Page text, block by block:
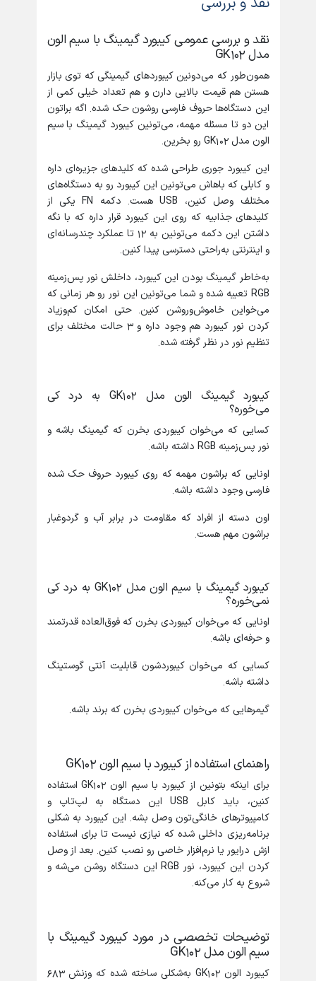
نقد و بررسی عمومی کیبورد گیمینگ با سیم الون
مدل GK102
همون‌طور که می‌دونین کیبوردهای گیمینگی که توی بازار
هستن هم قیمت بالایی دارن و هم تعداد خیلی کمی از
این دستگاه‌ها حروف فارسی روشون حک شده. اگه براتون
این دو تا مسئله مهمه، می‌تونین کیبورد گیمینگ با سیم
الون مدل GK102 رو بخرین.
این کیبورد جوری طراحی شده که کلیدهای جزیره‌ای داره
و کابلی که باهاش می‌تونین این کیبورد رو به دستگاه‌های
مختلف وصل کنین، USB هست. دکمه FN یکی از
کلیدهای جذابیه که روی این کیبورد قرار داره که با نگه
داشتن این دکمه می‌تونین به 12 تا عملکرد چندرسانه‌ای
و اینترنتی به‌راحتی دسترسی پیدا کنین.
به‌خاطر گیمینگ بودن این کیبورد، داخلش نور پس‌زمینه
RGB تعبیه شده و شما می‌تونین این نور رو هر زمانی که
می‌خواین خاموش‌وروشن کنین. حتی امکان کم‌وزیاد
کردن نور کیبورد هم وجود داره و ۳ حالت مختلف برای
تنظیم نور در نظر گرفته شده.
کیبورد گیمینگ الون مدل GK102 به درد کی
می‌خوره؟
کسایی که می‌خوان کیبوردی بخرن که گیمینگ باشه و
نور پس‌زمینه RGB داشته باشه.
اونایی که براشون مهمه که روی کیبورد حروف حک شده
فارسی وجود داشته باشه.
اون دسته از افراد که مقاومت در برابر آب و گردوغبار
براشون مهم هست.
کیبورد گیمینگ با سیم الون مدل GK102 به درد کی
نمی‌خوره؟
اونایی که می‌خوان کیبوردی بخرن که فوق‌العاده قدرتمند
و حرفه‌ای باشه.
کسایی که می‌خوان کیبوردشون قابلیت آنتی گوستینگ
داشته باشه.
گیمرهایی که می‌خوان کیبوردی بخرن که برند باشه.
راهنمای استفاده از کیبورد با سیم الون GK102
برای اینکه بتونین از کیبورد با سیم الون GK102 استفاده
کنین، باید کابل USB این دستگاه به لپ‌تاپ و
کامپیوترهای خانگی‌تون وصل بشه. این کیبورد به شکلی
برنامه‌ریزی داخلی شده که نیازی نیست تا برای استفاده
ازش درایور یا نرم‌افزار خاصی رو نصب کنین. بعد از وصل
کردن این کیبورد، نور RGB این دستگاه روشن می‌شه و
شروع به کار می‌کنه.
توضیحات تخصصی در مورد کیبورد گیمینگ با
سیم الون مدل GK102
کیبورد الون GK102 به‌شکلی ساخته شده که وزنش 683